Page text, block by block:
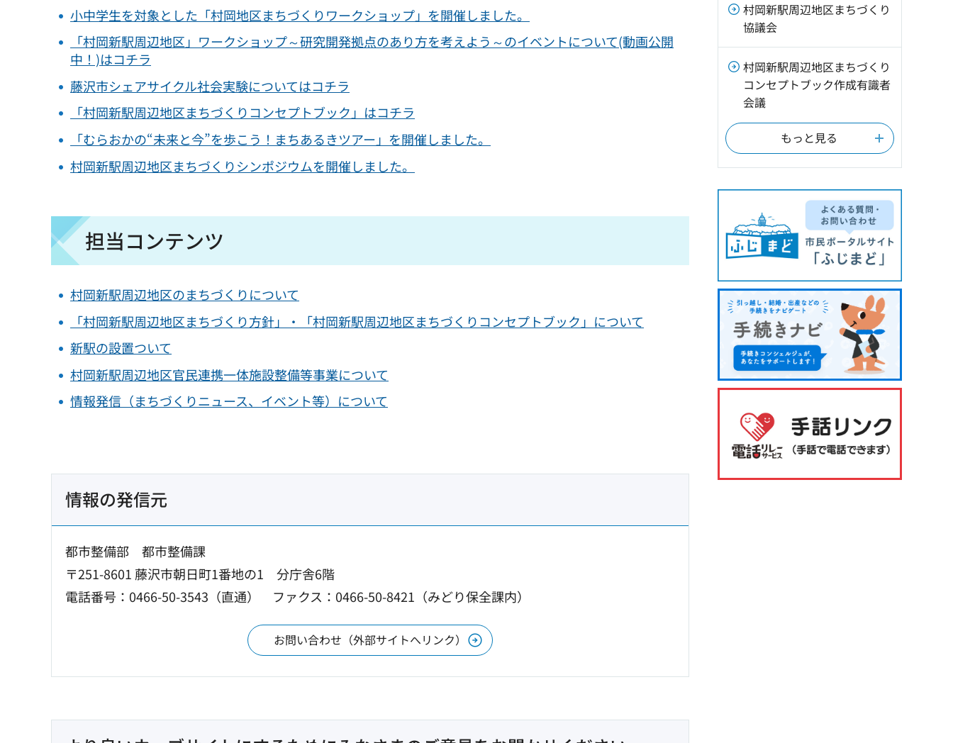
小中学生を対象とした「村岡地区まちづくりワークショップ」を開催しました。
「村岡新駅周辺地区」ワークショップ～研究開発拠点のあり方を考えよう～のイベントについて(動画公開
中！)はコチラ
藤沢市シェアサイクル社会実験についてはコチラ
「村岡新駅周辺地区まちづくりコンセプトブック」はコチラ
「むらおかの“未来と今”を歩こう！まちあるきツアー」を開催しました。
村岡新駅周辺地区まちづくりシンポジウムを開催しました。
担当コンテンツ
村岡新駅周辺地区のまちづくりについて
「村岡新駅周辺地区まちづくり方針」・「村岡新駅周辺地区まちづくりコンセプトブック」について
新駅の設置ついて
村岡新駅周辺地区官民連携一体施設整備等事業について
情報発信（まちづくりニュース、イベント等）について
情報の発信元
都市整備部 都市整備課
〒251-8601 藤沢市朝日町1番地の1 分庁舎6階
電話番号：0466-50-3543（直通）
ファクス：0466-50-8421（みどり保全課内）
お問い合わせ（外部サイトへリンク）
村岡新駅周辺地区まちづくり
協議会
村岡新駅周辺地区まちづくり
コンセプトブック作成有識者
会議
もっと見る